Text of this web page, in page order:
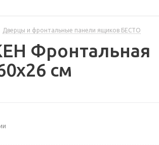
Дверцы и фронтальные панели ящиков БЕСТО
Фронтальная
см